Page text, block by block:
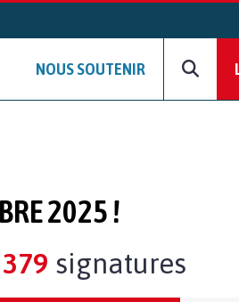
NOUS SOUTENIR
2025 !
379 signatures